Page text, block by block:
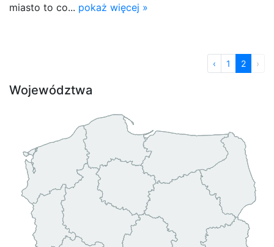
miasto to co... pokaż więcej »
‹ 1 2 ›
Województwa